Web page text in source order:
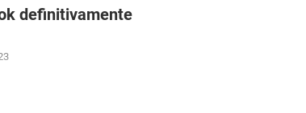
definitivamente